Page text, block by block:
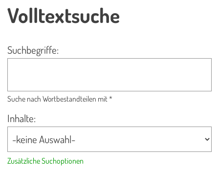
Volltextsuche
Suchbegriffe:
Suche nach Wortbestandteilen mit *
Inhalte:
Zusätzliche Suchoptionen